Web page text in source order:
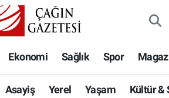
Ekonomi Sağlık Spor
Asayiş Yerel Yaşam Kültür &